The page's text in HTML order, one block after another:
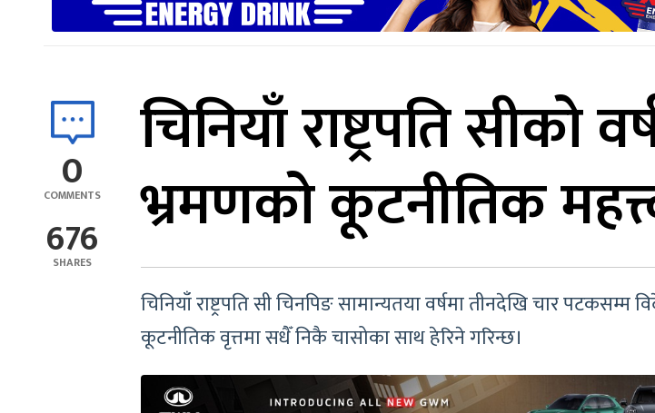
0
COMMENTS
676
SHARES
चिनियाँ राष्ट्रपति
भ्रमणको कूटनीतिक
चिनियाँ राष्ट्रपति सी चिनपिङ सामान्यतया वर्षमा तीनदेखि चार
कूटनीतिक वृत्तमा सधैँ निकै चासोका साथ हेरिने गरिन्छ।